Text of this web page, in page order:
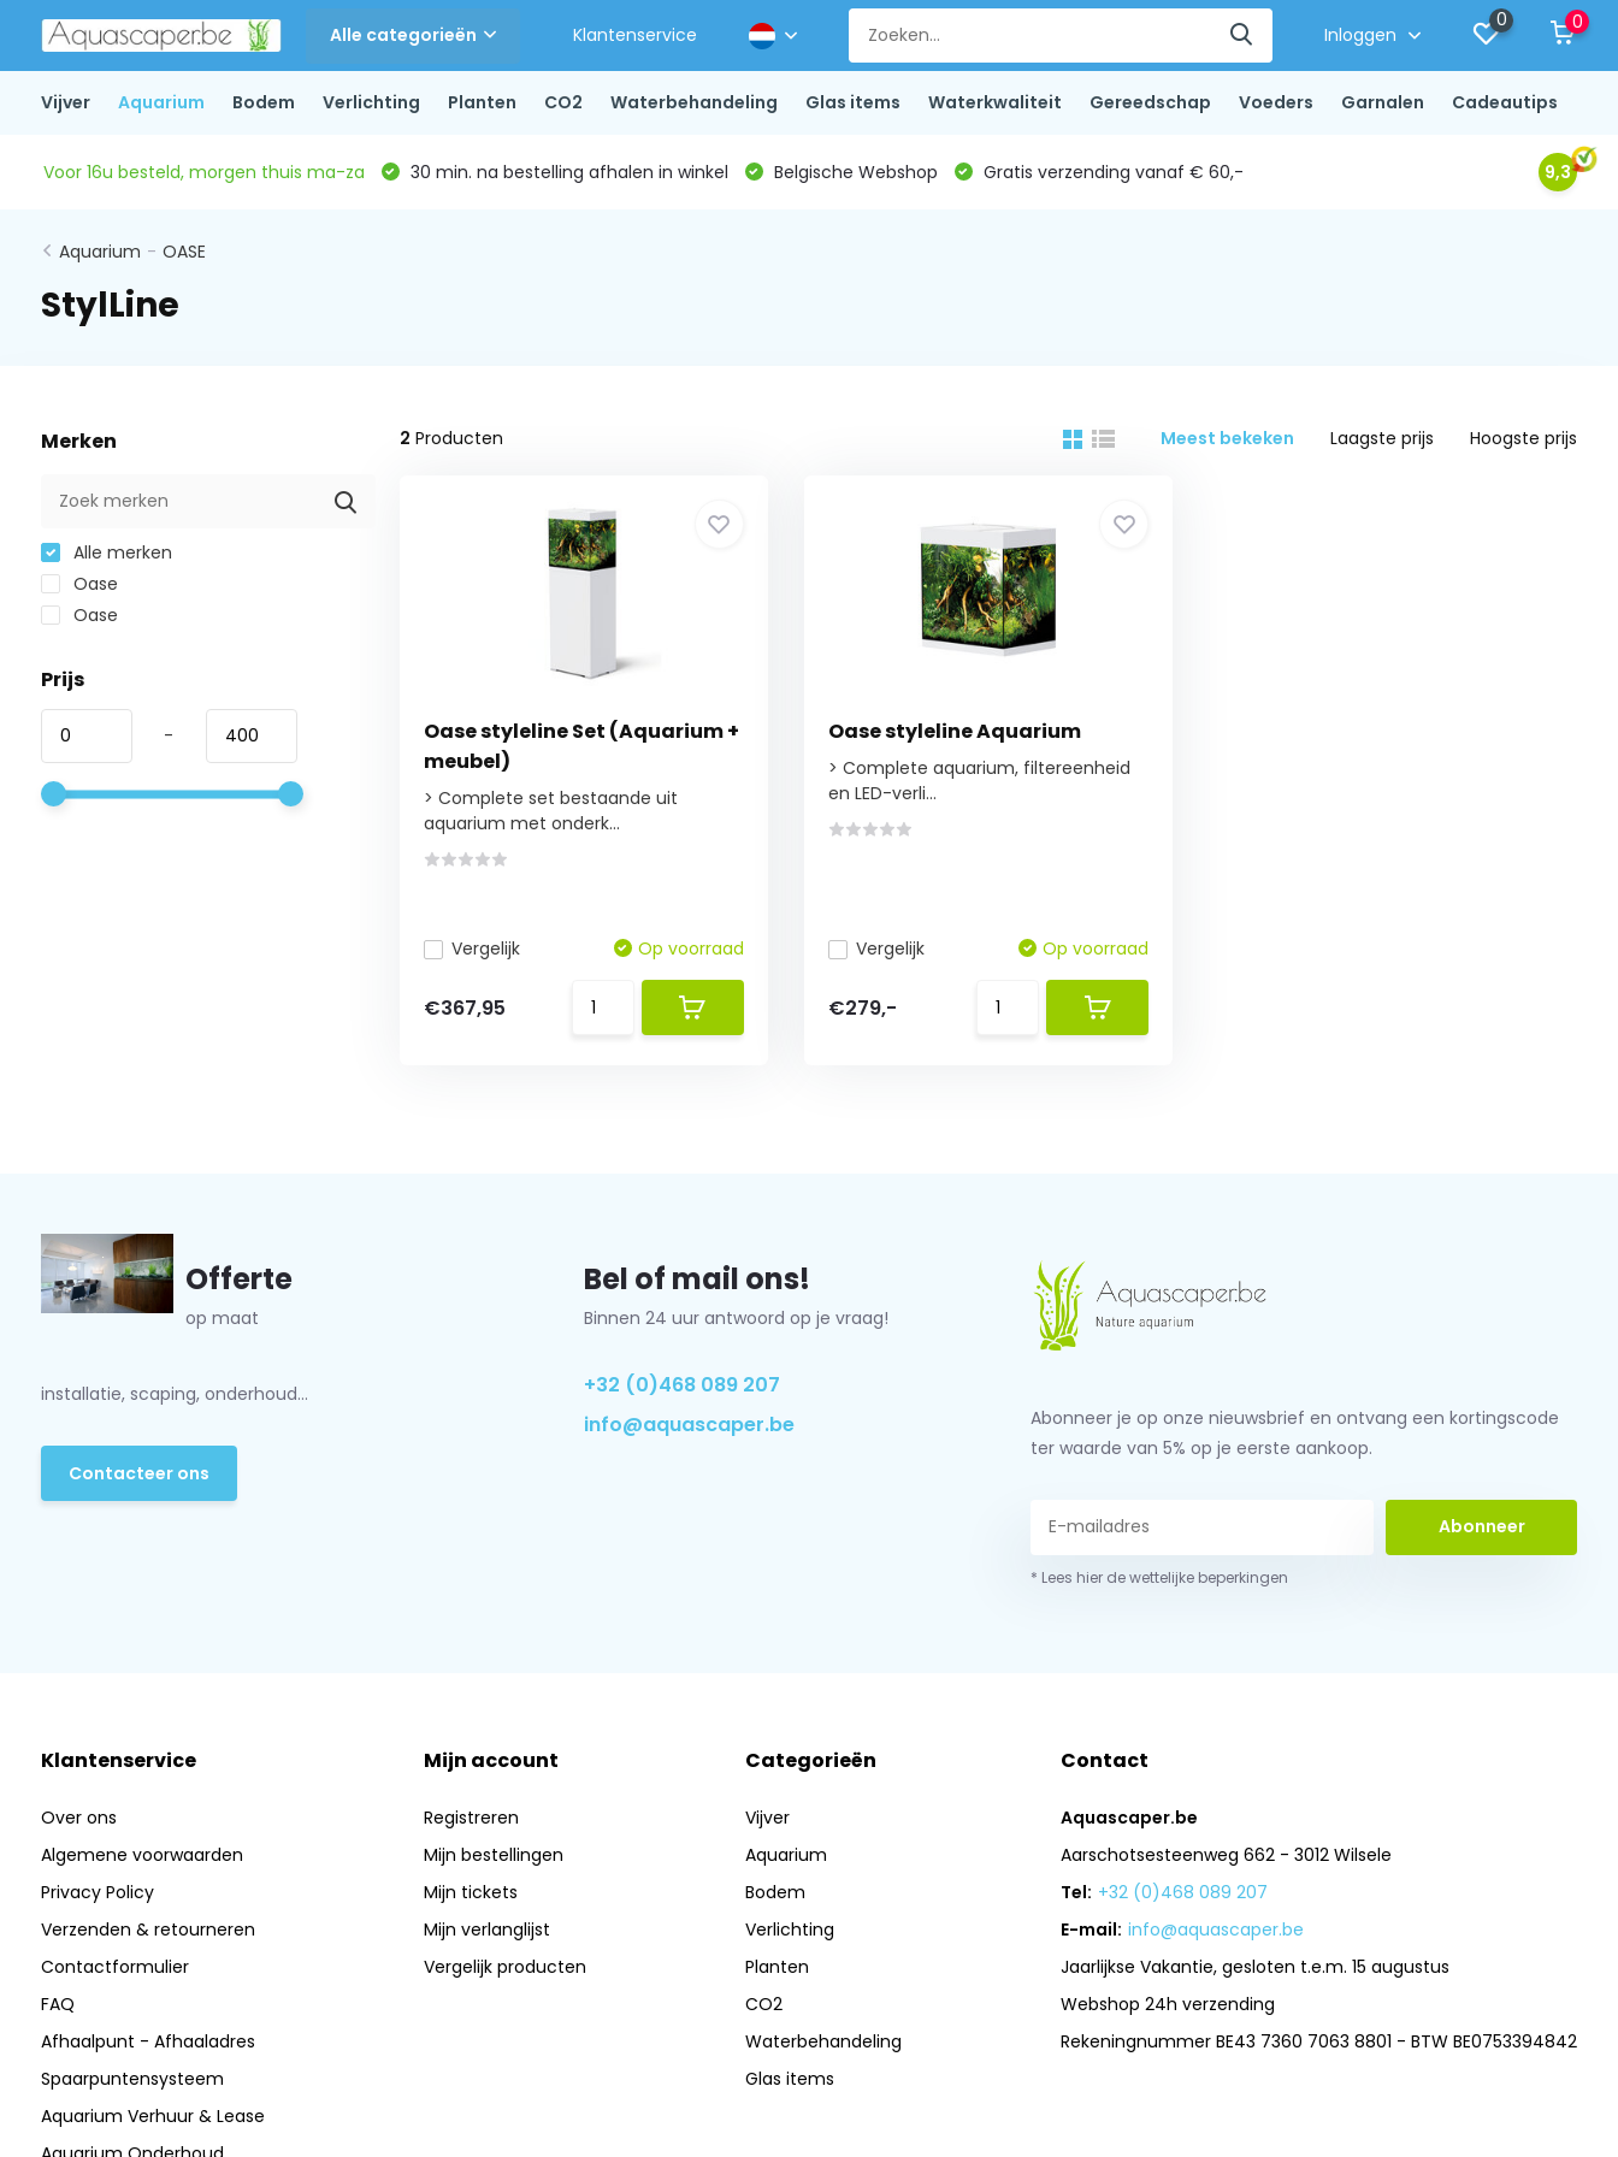
Alle categorieën Klantenservice Inloggen
0 0
Vijver Aquarium Bodem Verlichting Planten CO2 Waterbehandeling Glas items Waterkwaliteit Gereedschap Voeders Garnalen Cadeautips
Voor 16u besteld, morgen thuis ma-za 30 min. na bestelling afhalen in winkel Belgische Webshop Gratis verzending vanaf € 60,- 9,3
Aquarium - OASE
StylLine
Merken
Alle merken
Oase
Oase
Prijs
-
2 Producten Meest bekeken Laagste prijs Hoogste prijs
Oase styleline Set (Aquarium +
meubel)
> Complete set bestaande uit
aquarium met onderk...
Vergelijk Op voorraad
€367,95
Oase styleline Aquarium
> Complete aquarium, filtereenheid
en LED-verli...
Vergelijk Op voorraad
€279,-
Offerte
op maat
installatie, scaping, onderhoud...
Contacteer ons
Bel of mail ons!
Binnen 24 uur antwoord op je vraag!
+32 (0)468 089 207
info@aquascaper.be
Abonneer je op onze nieuwsbrief en ontvang een kortingscode
ter waarde van 5% op je eerste aankoop.
Abonneer
* Lees hier de wettelijke beperkingen
Klantenservice
Over ons
Algemene voorwaarden
Privacy Policy
Verzenden & retourneren
Contactformulier
FAQ
Afhaalpunt - Afhaaladres
Spaarpuntensysteem
Aquarium Verhuur & Lease
Mijn account
Registreren
Mijn bestellingen
Mijn tickets
Mijn verlanglijst
Vergelijk producten
Categorieën
Vijver
Aquarium
Bodem
Verlichting
Planten
CO2
Waterbehandeling
Glas items
Contact
Aquascaper.be
Aarschotsesteenweg 662 - 3012 Wilsele
Tel: +32 (0)468 089 207
E-mail: info@aquascaper.be
Jaarlijkse Vakantie, gesloten t.e.m. 15 augustus
Webshop 24h verzending
Rekeningnummer BE43 7360 7063 8801 - BTW BE0753394842